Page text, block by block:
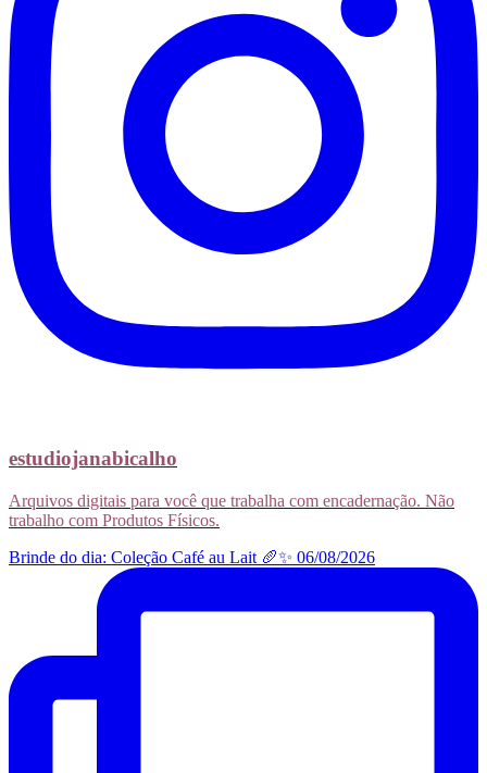
estudiojanabicalho
Arquivos digitais para você que trabalha com encadernação. Não
trabalho com Produtos Físicos.
Brinde do dia: Coleção Café au Lait 🥖✨ 06/08/2026